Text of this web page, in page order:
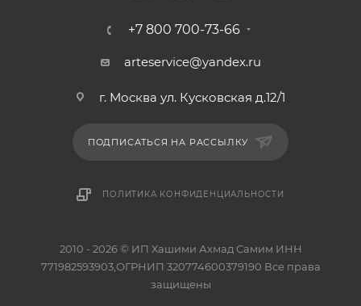
+7 800 700-73-66
arteservice@yandex.ru
г. Москва ул. Кусковская д.12/1
ПОДПИСАТЬСЯ НА РАССЫЛКУ
ПОЛИТИКА КОНФИДЕНЦИАЛЬНОСТИ
2010 - 2026 © ИП Хашими Ахмад Самим ИНН
771982593903,ОГРНИП 320774600379190 Все права
защищены